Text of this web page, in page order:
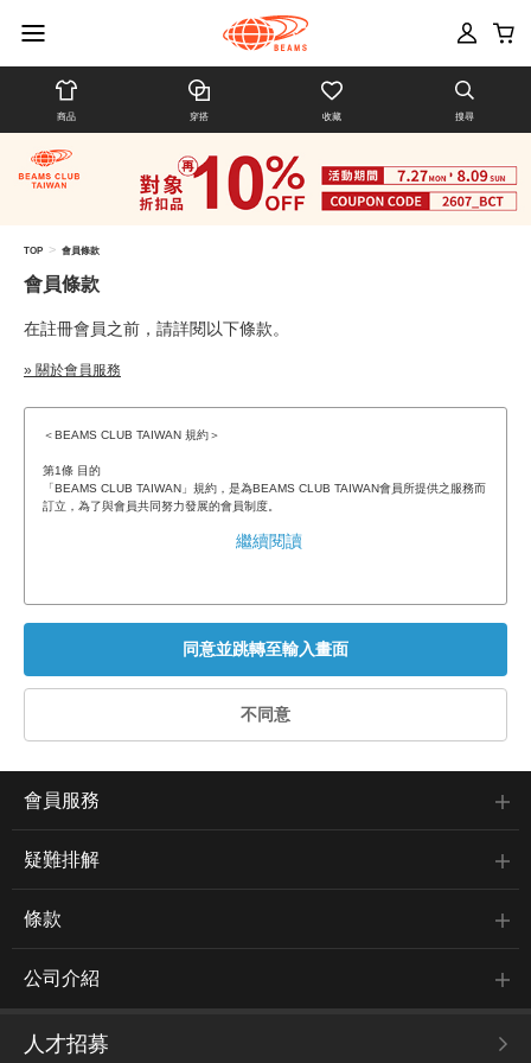
商品 穿搭 收藏 搜尋
TOP > 會員條款
會員條款
在註冊會員之前，請詳閱以下條款。
» 關於會員服務
＜BEAMS CLUB TAIWAN 規約＞
第1條 目的
「BEAMS CLUB TAIWAN」規約，是為BEAMS CLUB TAIWAN會員所提供之服務而
繼續閱讀
會員服務
疑難排解
條款
公司介紹
人才招募